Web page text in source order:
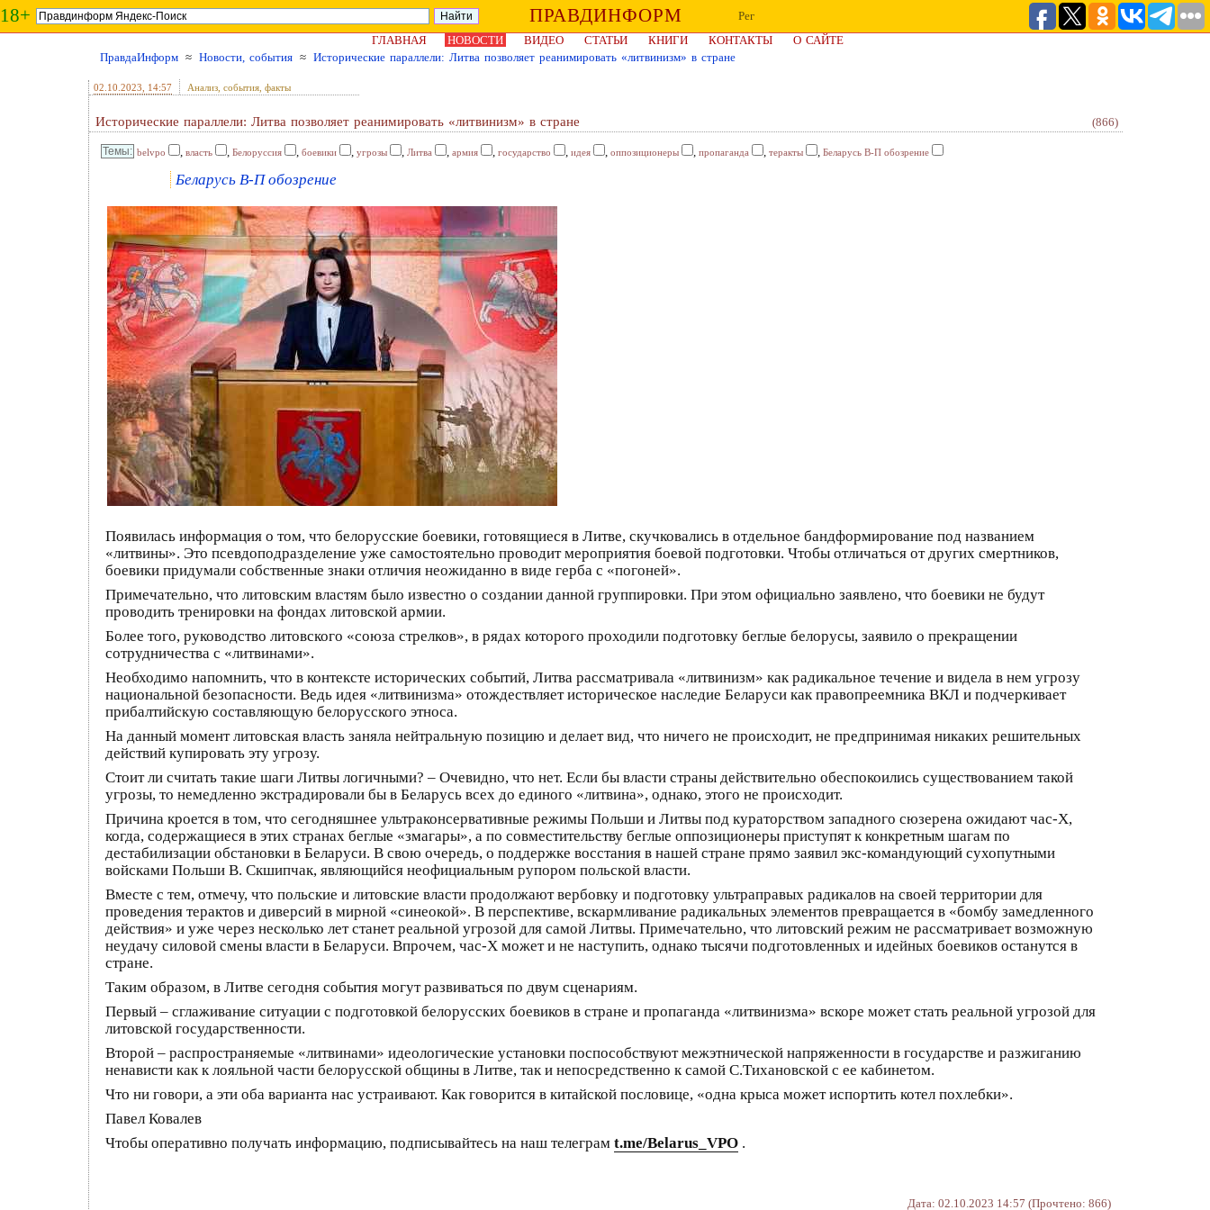
18+ ПРАВДИНФОРМ
Рег
ГЛАВНАЯ
НОВОСТИ ВИДЕО СТАТЬИ КНИГИ КОНТАКТЫ
О САЙТЕ
ПравдаИнформ ≈ Новости, события ≈ Исторические параллели: Литва позволяет реанимировать «литвинизм» в стране
02.10.2023 , 14:57 Анализ, события, факты
Исторические параллели: Литва позволяет реанимировать «литвинизм» в стране (866)
belvpo , власть , Белоруссия , боевики , угрозы , Литва , армия , государство , идея , оппозиционеры , пропаганда , теракты , Беларусь В-П обозрение
Беларусь В-П обозрение
Появилась информация о том, что белорусские боевики, готовящиеся в Литве, скучковались в отдельное бандформирование под названием
«литвины». Это псевдоподразделение уже самостоятельно проводит мероприятия боевой подготовки. Чтобы отличаться от других смертников,
боевики придумали собственные знаки отличия неожиданно в виде герба с «погоней».
Примечательно, что литовским властям было известно о создании данной группировки. При этом официально заявлено, что боевики не будут
проводить тренировки на фондах литовской армии.
Более того, руководство литовского «союза стрелков», в рядах которого проходили подготовку беглые белорусы, заявило о прекращении
сотрудничества с «литвинами».
Необходимо напомнить, что в контексте исторических событий, Литва рассматривала «литвинизм» как радикальное течение и видела в нем угрозу
национальной безопасности. Ведь идея «литвинизма» отождествляет историческое наследие Беларуси как правопреемника ВКЛ и подчеркивает
прибалтийскую составляющую белорусского этноса.
На данный момент литовская власть заняла нейтральную позицию и делает вид, что ничего не происходит, не предпринимая никаких решительных
действий купировать эту угрозу.
Стоит ли считать такие шаги Литвы логичными? – Очевидно, что нет. Если бы власти страны действительно обеспокоились существованием такой
угрозы, то немедленно экстрадировали бы в Беларусь всех до единого «литвина», однако, этого не происходит.
Причина кроется в том, что сегодняшнее ультраконсервативные режимы Польши и Литвы под кураторством западного сюзерена ожидают час-Х,
когда, содержащиеся в этих странах беглые «змагары», а по совместительству беглые оппозиционеры приступят к конкретным шагам по
дестабилизации обстановки в Беларуси. В свою очередь, о поддержке восстания в нашей стране прямо заявил экс-командующий сухопутными
войсками Польши В. Скшипчак, являющийся неофициальным рупором польской власти.
Вместе с тем, отмечу, что польские и литовские власти продолжают вербовку и подготовку ультраправых радикалов на своей территории для
проведения терактов и диверсий в мирной «синеокой». В перспективе, вскармливание радикальных элементов превращается в «бомбу замедленного
действия» и уже через несколько лет станет реальной угрозой для самой Литвы. Примечательно, что литовский режим не рассматривает возможную
неудачу силовой смены власти в Беларуси. Впрочем, час-Х может и не наступить, однако тысячи подготовленных и идейных боевиков останутся в
стране.
Таким образом, в Литве сегодня события могут развиваться по двум сценариям.
Первый – сглаживание ситуации с подготовкой белорусских боевиков в стране и пропаганда «литвинизма» вскоре может стать реальной угрозой для
литовской государственности.
Второй – распространяемые «литвинами» идеологические установки поспособствуют межэтнической напряженности в государстве и разжиганию
ненависти как к лояльной части белорусской общины в Литве, так и непосредственно к самой С.Тихановской с ее кабинетом.
Что ни говори, а эти оба варианта нас устраивают. Как говорится в китайской пословице, «одна крыса может испортить котел похлебки».
Павел Ковалев
Чтобы оперативно получать информацию, подписывайтесь на наш телеграм t.me/Belarus_VPO .
Дата: 02.10.2023 14:57 (Прочтено: 866)